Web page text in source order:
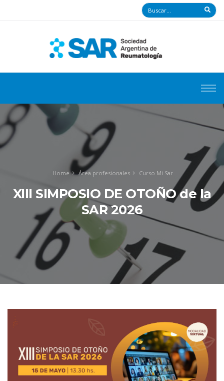
Home Área profesionales Curso Mi Sar
XIII SIMPOSIO DE OTOÑO de la
SAR 2026